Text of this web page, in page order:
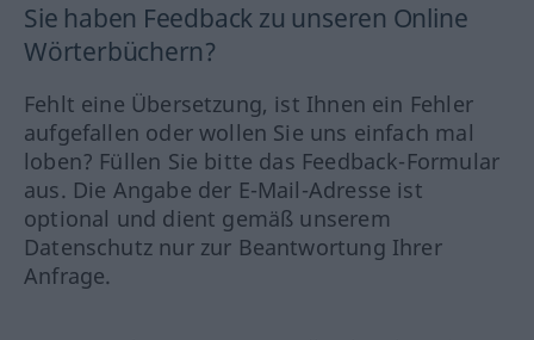
Sie haben Feedback zu unseren Online
Wörterbüchern?
Fehlt eine Übersetzung, ist Ihnen ein Fehler
aufgefallen oder wollen Sie uns einfach mal
loben? Füllen Sie bitte das Feedback-Formular
aus. Die Angabe der E-Mail-Adresse ist
optional und dient gemäß unserem
Datenschutz nur zur Beantwortung Ihrer
Anfrage.